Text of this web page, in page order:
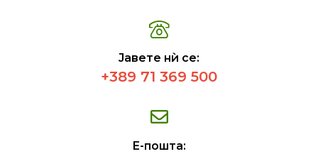
Јавете нѝ се:
+389 71 369 500
Е-пошта: